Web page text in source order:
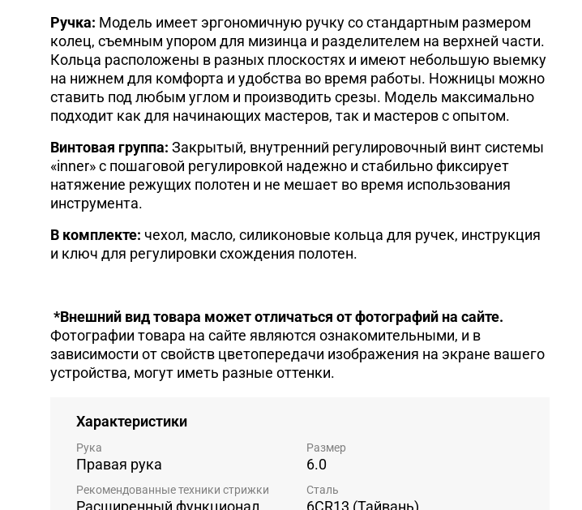
Ручка: Модель имеет эргономичную ручку со стандартным размером
колец, съемным упором для мизинца и разделителем на верхней части.
Кольца расположены в разных плоскостях и имеют небольшую выемку
на нижнем для комфорта и удобства во время работы. Ножницы можно
ставить под любым углом и производить срезы. Модель максимально
подходит как для начинающих мастеров, так и мастеров с опытом.
Винтовая группа: Закрытый, внутренний регулировочный винт системы
«inner» с пошаговой регулировкой надежно и стабильно фиксирует
натяжение режущих полотен и не мешает во время использования
инструмента.
В комплекте: чехол, масло, силиконовые кольца для ручек, инструкция
и ключ для регулировки схождения полотен.
*Внешний вид товара может отличаться от фотографий на сайте.
Фотографии товара на сайте являются ознакомительными, и в
зависимости от свойств цветопередачи изображения на экране вашего
устройства, могут иметь разные оттенки.
Характеристики
Рука
Правая рука
Размер
6.0
Рекомендованные техники стрижки
Расширенный функционал
Сталь
6CR13 (Тайвань)